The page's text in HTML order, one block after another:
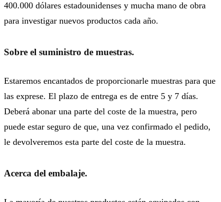
400.000 dólares estadounidenses y mucha mano de obra
para investigar nuevos productos cada año.
Sobre el suministro de muestras.
Estaremos encantados de proporcionarle muestras para que
las exprese. El plazo de entrega es de entre 5 y 7 días.
Deberá abonar una parte del coste de la muestra, pero
puede estar seguro de que, una vez confirmado el pedido,
le devolveremos esta parte del coste de la muestra.
Acerca del embalaje.